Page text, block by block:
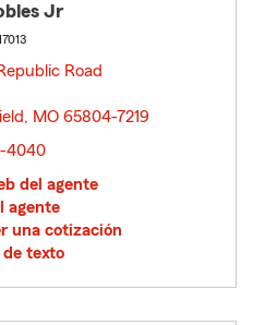
Jr
Road
MO 65804-7219
4040
del agente
agente
una cotización
texto